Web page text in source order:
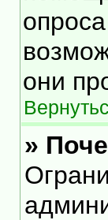
они
»